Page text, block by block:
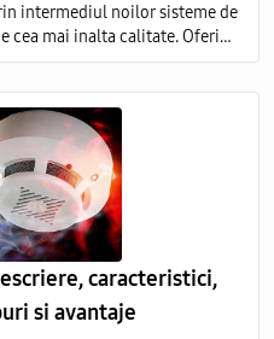
intermediul noilor sisteme de
cea mai inalta calitate. Oferim
de monitorizare
caracteristici,
si avantaje